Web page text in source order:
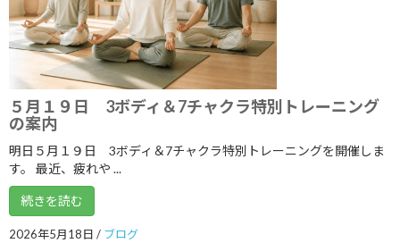
2022年2月
2022年1月
2021年12月
2021年11月
2021年10月
2021年9月
2021年8月
５月１９日 3ボディ＆7チャクラ特別トレーニング
の案内
明日５月１９日 3ボディ＆7チャクラ特別トレーニングを開催しま
す。 最近、疲れや ...
続きを読む
2026年5月18日 / ブログ